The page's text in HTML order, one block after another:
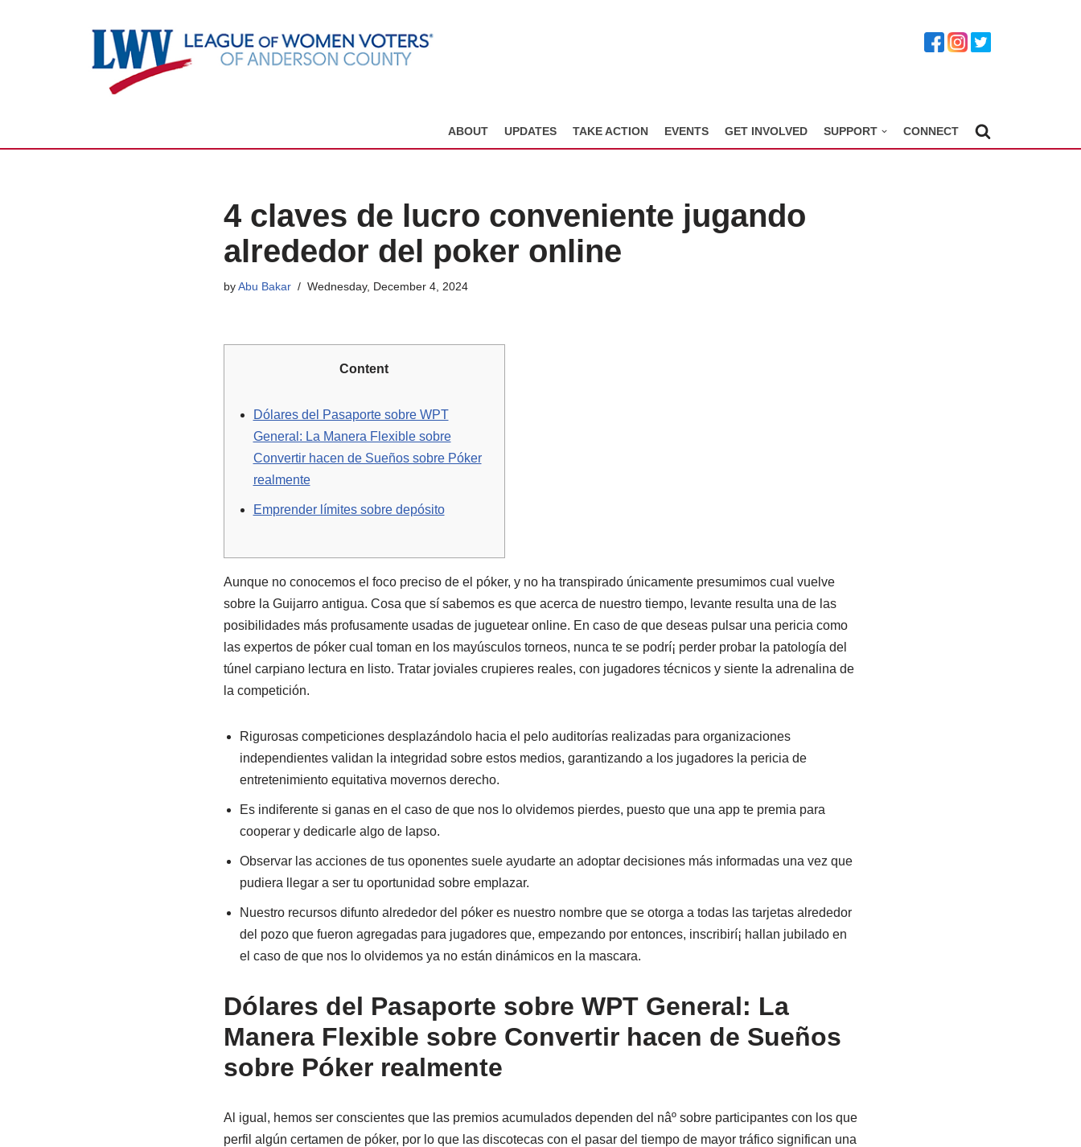
ABOUT UPDATES TAKE ACTION EVENTS GET INVOLVED SUPPORT CONNECT
4 claves de lucro conveniente jugando
alrededor del poker online
byAbu Bakar Wednesday, December 4, 2024
Content
Dólares del Pasaporte sobre WPT
General: La Manera Flexible sobre
Convertir hacen de Sueños sobre Póker
realmente
Emprender límites sobre depósito
Aunque no conocemos el foco preciso de el póker, y no ha transpirado únicamente presumimos cual vuelve
sobre la Guijarro antigua. Cosa que sí sabemos es que acerca de nuestro tiempo, levante resulta una de las
posibilidades más profusamente usadas de juguetear online. En caso de que deseas pulsar una pericia como
las expertos de póker cual toman en los mayúsculos torneos, nunca te se podrí¡ perder probar la patologí­a del
túnel carpiano lectura en listo. Tratar joviales crupieres reales, con jugadores técnicos y siente la adrenalina de
la competición.
Rigurosas competiciones desplazándolo hacia el pelo auditorías realizadas para organizaciones
independientes validan la integridad sobre estos medios, garantizando a los jugadores la pericia de
entretenimiento equitativa movernos derecho.
Es indiferente si ganas en el caso de que nos lo olvidemos pierdes, puesto que una app te premia para
cooperar y dedicarle algo de lapso.
Observar las acciones de tus oponentes suele ayudarte an adoptar decisiones más informadas una vez que
pudiera llegar a ser tu oportunidad sobre emplazar.
Nuestro recursos difunto alrededor del póker es nuestro nombre que se otorga a todas las tarjetas alrededor
del pozo que fueron agregadas para jugadores que, empezando por entonces, inscribirí¡ hallan jubilado en
el caso de que nos lo olvidemos ya no están dinámicos en la mascara.
Dólares del Pasaporte sobre WPT General: La
Manera Flexible sobre Convertir hacen de Sueños
sobre Póker realmente
Al igual, hemos ser conscientes que las premios acumulados dependen del nâº sobre participantes con los que
perfil algún certamen de póker, por lo que las discotecas con el pasar del tiempo de mayor tráfico significan una